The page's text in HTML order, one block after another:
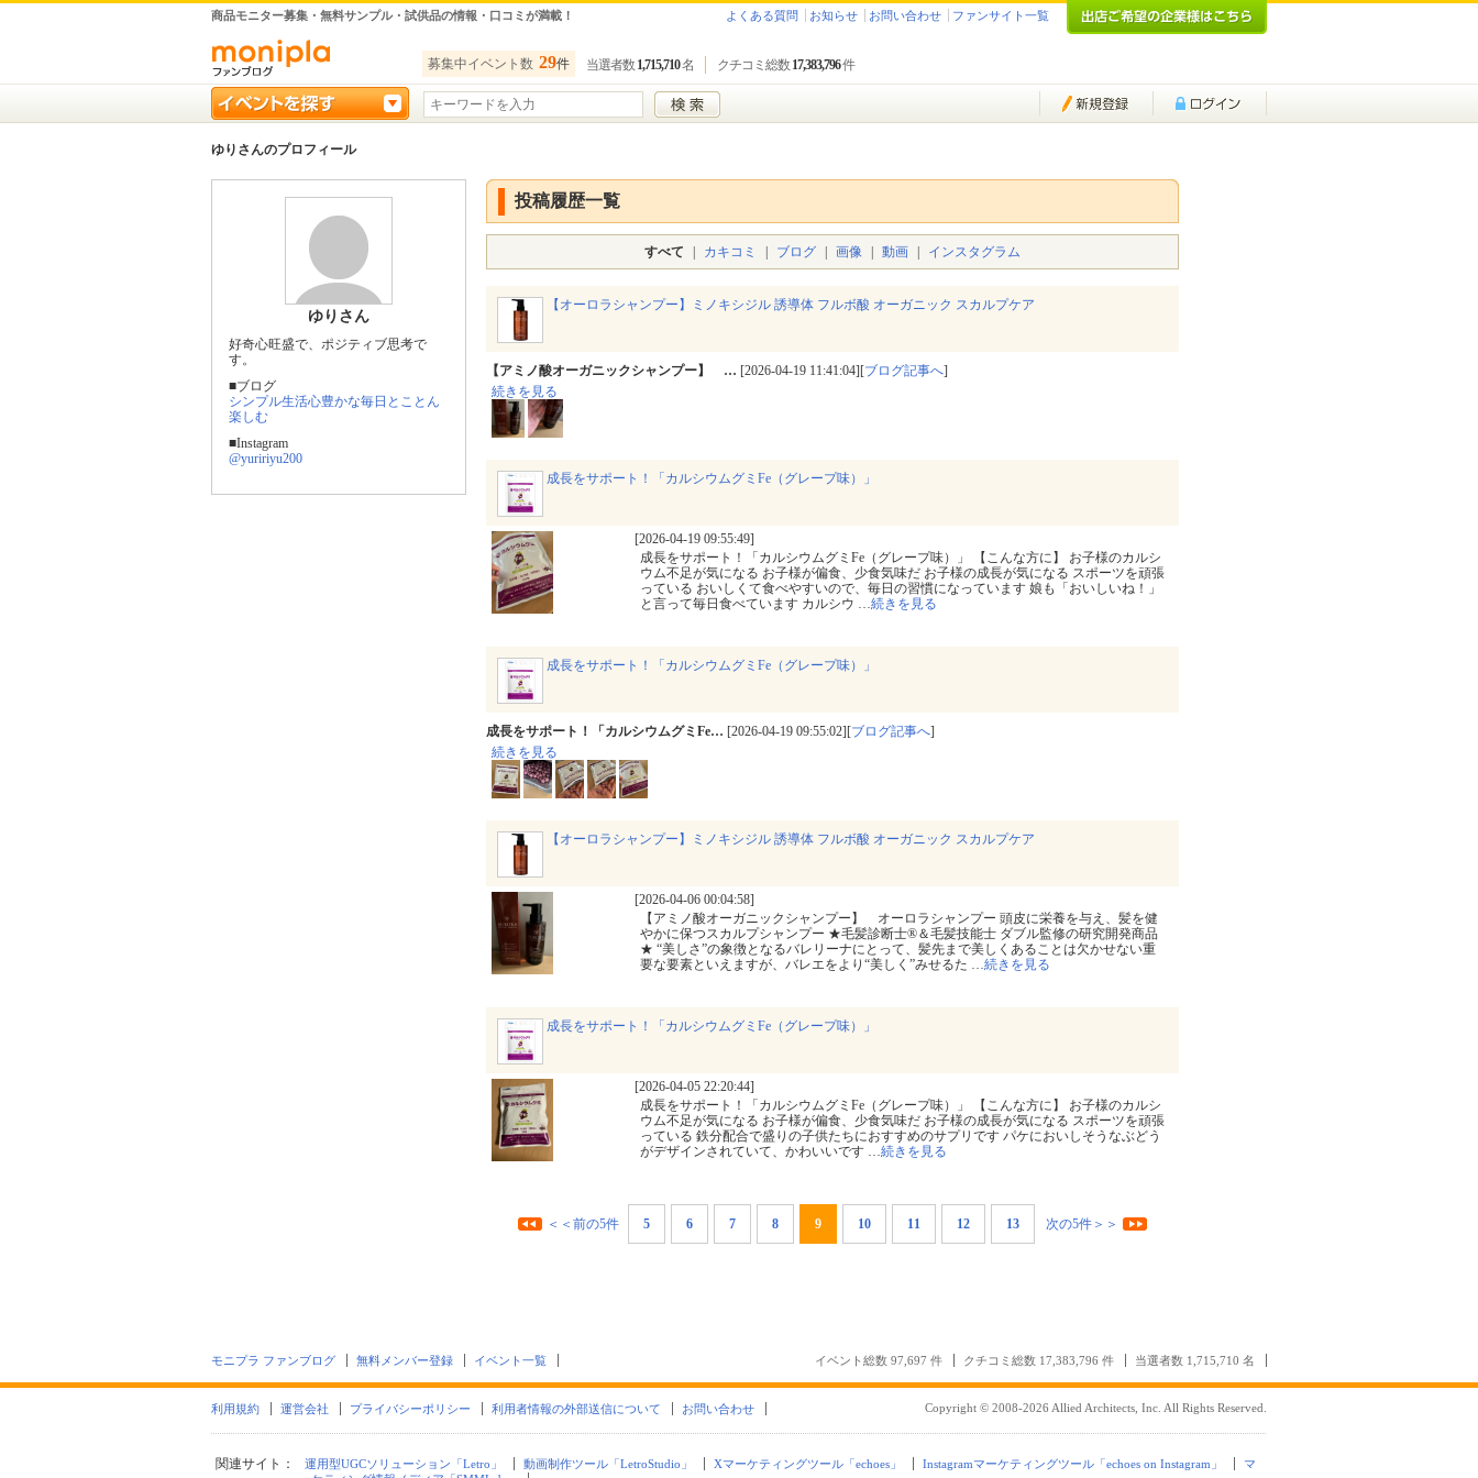
商品モニター募集・無料サンプル・試供品の情報・口コミが満載！ よくある質問 お知らせ お問い合わせ ファンサイト一覧
募集中イベント数 29件 当選者数 1,715,710名 クチコミ総数 17,383,796件
ゆりさんのプロフィール
ゆりさん
好奇心旺盛で、ポジティブ思考で
す。
■ブログ
シンプル生活心豊かな毎日とことん
楽しむ
■Instagram
@yuririyu200
投稿履歴一覧
すべて カキコミ ブログ 画像 動画 インスタグラム
【オーロラシャンプー】ミノキシジル 誘導体 フルボ酸 オーガニック スカルプケア
【アミノ酸オーガニックシャンプー】 … [2026-04-19 11:41:04][ブログ記事へ]
続きを見る
成長をサポート！「カルシウムグミFe（グレープ味）」
[2026-04-19 09:55:49]
成長をサポート！「カルシウムグミFe（グレープ味）」 【こんな方に】 お子様のカルシ
ウム不足が気になる お子様が偏食、少食気味だ お子様の成長が気になる スポーツを頑張
っている おいしくて食べやすいので、毎日の習慣になっています 娘も「おいしいね！」
と言って毎日食べています カルシウ …続きを見る
成長をサポート！「カルシウムグミFe（グレープ味）」
成長をサポート！「カルシウムグミFe… [2026-04-19 09:55:02][ブログ記事へ]
続きを見る
【オーロラシャンプー】ミノキシジル 誘導体 フルボ酸 オーガニック スカルプケア
[2026-04-06 00:04:58]
【アミノ酸オーガニックシャンプー】 オーロラシャンプー 頭皮に栄養を与え、髪を健
やかに保つスカルプシャンプー ★毛髪診断士®＆毛髪技能士 ダブル監修の研究開発商品
★ “美しさ”の象徴となるバレリーナにとって、髪先まで美しくあることは欠かせない重
要な要素といえますが、バレエをより“美しく”みせるた …続きを見る
成長をサポート！「カルシウムグミFe（グレープ味）」
[2026-04-05 22:20:44]
成長をサポート！「カルシウムグミFe（グレープ味）」 【こんな方に】 お子様のカルシ
ウム不足が気になる お子様が偏食、少食気味だ お子様の成長が気になる スポーツを頑張
っている 鉄分配合で盛りの子供たちにおすすめのサプリです パケにおいしそうなぶどう
がデザインされていて、かわいいです …続きを見る
＜＜前の5件 5 6 7 8 9 10 11 12 13 次の5件＞＞
モニプラ ファンブログ 無料メンバー登録 イベント一覧 イベント総数 97,697 件 クチコミ総数 17,383,796 件 当選者数 1,715,710 名
利用規約 運営会社 プライバシーポリシー 利用者情報の外部送信について お問い合わせ Copyright © 2008-2026 Allied Architects, Inc. All Rights Reserved.
関連サイト： 運用型UGCソリューション「Letro」 動画制作ツール「LetroStudio」 Xマーケティングツール「echoes」 Instagramマーケティングツール「echoes on Instagram」
マ